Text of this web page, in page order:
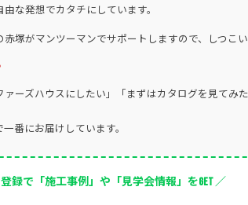
な発想でカタチにしています。
塚がマンツーマンでサポートしますので、しつこ
ァーズハウスにしたい」「まずはカタログを見てみ
番にお届けしています。
録で「施工事例」や「見学会情報」をGET ／